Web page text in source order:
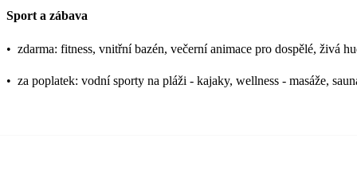
Sport a zábava
• zdarma: fitness, vnitřní bazén, večerní animace pro dospělé, živá
• za poplatek: vodní sporty na pláži - kajaky, wellness - masáže,